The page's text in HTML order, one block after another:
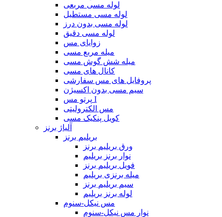
لوله مسی مربعی
لوله مسی مستطیل
لوله مسی بدون درز
لوله مسی دقیق
زوایای مس
میله مربع مسی
میله شش گوش مسی
کانال های مسی
پروفایل های مس سفارشی
سیم مسی بدون اکسیژن
پرتو مس I
مس الکترولیتی
کویل پنکیک مسی
آلیاژ برنز
بریلیم برنز
ورق بریلیم برنز
نوار برنز بریلیم
فویل بریلیم برنز
میله برنزی بریلیم
سیم بریلیم برنز
لوله برنز بریلیم
مس نیکل-سنوم
نوار مس نیکل-سنوم